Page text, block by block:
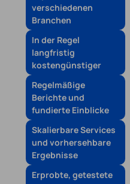
verschiedenen
Branchen
In der Regel
langfristig
kostengünstiger
Regelmäßige
Berichte und
fundierte Einblicke
Skalierbare Services
und vorhersehbare
Ergebnisse
Erprobte, getestete